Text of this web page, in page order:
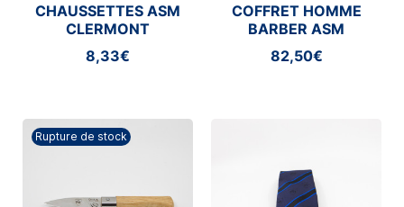
CHAUSSETTES ASM
CLERMONT
8,33€
COFFRET HOMME
BARBER ASM
CLERMONT
82,50€
Rupture de stock